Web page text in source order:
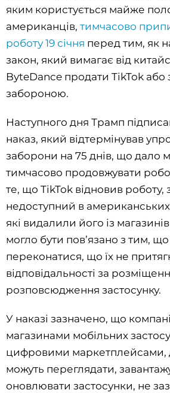
яким користується майже
американців, тимчасово
роботу 19 січня перед тим, як
закон, який вимагає від
ByteDance продати TikTok або
забороною.
Наступного дня Трамп
наказ, який відтермінував
заборони на 75 днів, що дало
тимчасово продовжувати
те, що TikTok відновив роботу,
недоступний в
які видалили його із
могло бути пов’язано з тим, що
переконатися, що їх не
відповідальності за
розповсюдження застосунку.
У наказі зазначено, що
магазинами мобільних
цифровими маркетплейсами,
можуть переглядати,
оновлювати застосунки, не